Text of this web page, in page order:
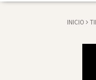
INICIO